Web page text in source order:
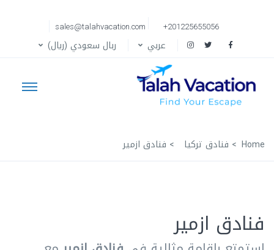
+201225655056
sales@talahvacation.com
عربي ربال سعودي (ريال)
Home فنادق تركيا فنادق ازمير
فنادق ازمير